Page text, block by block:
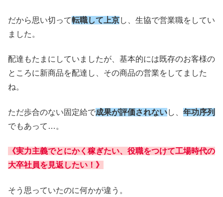
だから思い切って転職して上京し、生協で営業職をしてい
ました。
配達もたまにしていましたが、基本的には既存のお客様の
ところに新商品を配達し、その商品の営業をしてました
ね。
ただ歩合のない固定給で成果が評価されないし、 年功序列
でもあって…。
《実力主義でとにかく稼ぎたい、役職をつけて工場時代の
大卒社員を見返したい！》
そう思っていたのに何かが違う。